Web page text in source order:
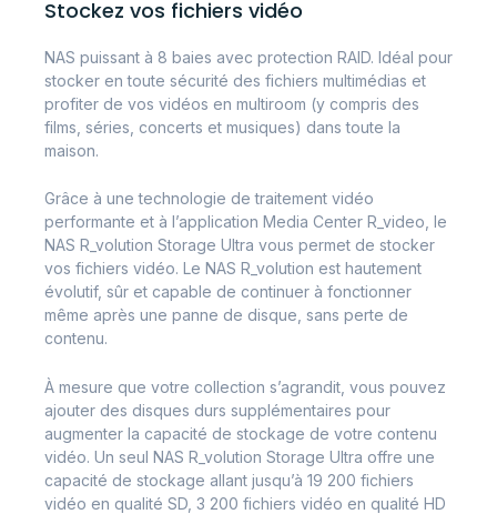
Stockez vos fichiers vidéo
NAS puissant à 8 baies avec protection RAID. Idéal pour
stocker en toute sécurité des fichiers multimédias et
profiter de vos vidéos en multiroom (y compris des
films, séries, concerts et musiques) dans toute la
maison.
Grâce à une technologie de traitement vidéo
performante et à l’application Media Center R_video, le
NAS R_volution Storage Ultra vous permet de stocker
vos fichiers vidéo. Le NAS R_volution est hautement
évolutif, sûr et capable de continuer à fonctionner
même après une panne de disque, sans perte de
contenu.
À mesure que votre collection s’agrandit, vous pouvez
ajouter des disques durs supplémentaires pour
augmenter la capacité de stockage de votre contenu
vidéo. Un seul NAS R_volution Storage Ultra offre une
capacité de stockage allant jusqu’à 19 200 fichiers
vidéo en qualité SD, 3 200 fichiers vidéo en qualité HD